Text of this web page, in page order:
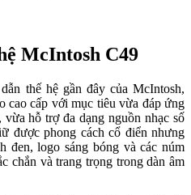
McIntosh C49
thế hệ gần đây của McIntosh,
cao cấp với mục tiêu vừa đáp ứng
hỗ trợ đa dạng nguồn nhạc số
được phong cách cổ điển nhưng
đen, logo sáng bóng và các núm
chắn và trang trọng trong dàn âm